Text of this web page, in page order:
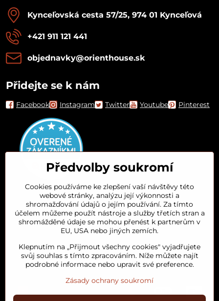
Kynceľovská cesta 57/25, 974 01 Kynceľová
+421 911 121 441
objednavky​@orienthouse​.sk
Přidejte se k nám
Facebook Instagram Twitter Youtube Pinterest
Orient House
Arganový olej
Oblíbené kategorie
Předvolby soukromí
Cookies používáme ke zlepšení vaší návštěvy této
webové stránky, analýzu její výkonnosti a
shromažďování údajů o jejím používání. Za tímto
účelem můžeme použít nástroje a služby třetích stran a
shromážděné údaje se mohou přenést k partnerům v
EU, USA nebo jiných zemích.
Klepnutím na „Přijmout všechny cookies" vyjadřujete
svůj souhlas s tímto zpracováním. Níže můžete najít
podrobné informace nebo upravit své preference.
Zásady ochrany soukromí